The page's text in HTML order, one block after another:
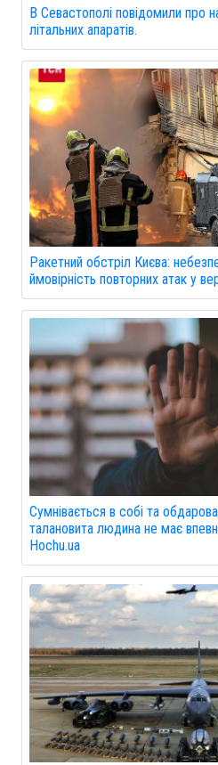
В Севастополі повідомили про
літальних апаратів.
Ракетний обстріл Києва:
ймовірність повторних атак у
Сумнівається в собі та
талановита людина не має
Hochu.ua